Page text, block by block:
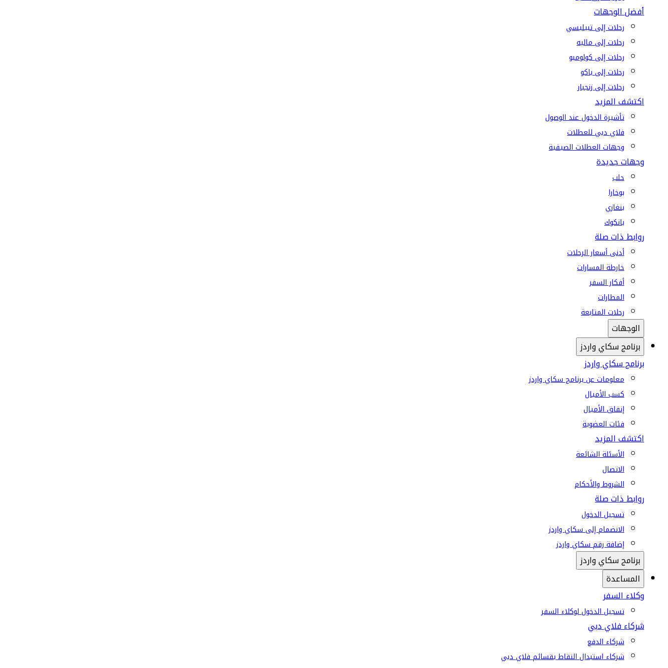
أفضل الوجهات
رحلات إلى تبيليسي
رحلات إلى ماليه
رحلات إلى كولومبو
رحلات إلى باكو
رحلات إلى زنجبار
اكتشف المزيد
تأشيرة الدخول عند الوصول
فلاي دبي للعطلات
وجهات العطلات الصيفية
وجهات جديدة
حلب
بوخارا
بنغازي
بانكوك
روابط ذات صلة
أدنى أسعار الرحلات
خارطة المسارات
أفكار السفر
المطارات
رحلات المتابعة
الوجهات
برنامج سكاي واردز
برنامج سكاي واردز
معلومات عن برنامج سكاي واردز
كسب الأميال
إنفاق الأميال
فئات العضوية
اكتشف المزيد
الأسئلة الشائعة
الاتصال
الشروط والأحكام
روابط ذات صلة
تسجيل الدخول
الانضمام إلى سكاي واردز
إضافة رقم سكاي واردز
برنامج سكاي واردز
المساعدة
وكلاء السفر
تسجيل الدخول لوكلاء السفر
شركاء فلاي دبي
شركاء الدفع
شركاء استبدال النقاط بقسائم فلاي دبي